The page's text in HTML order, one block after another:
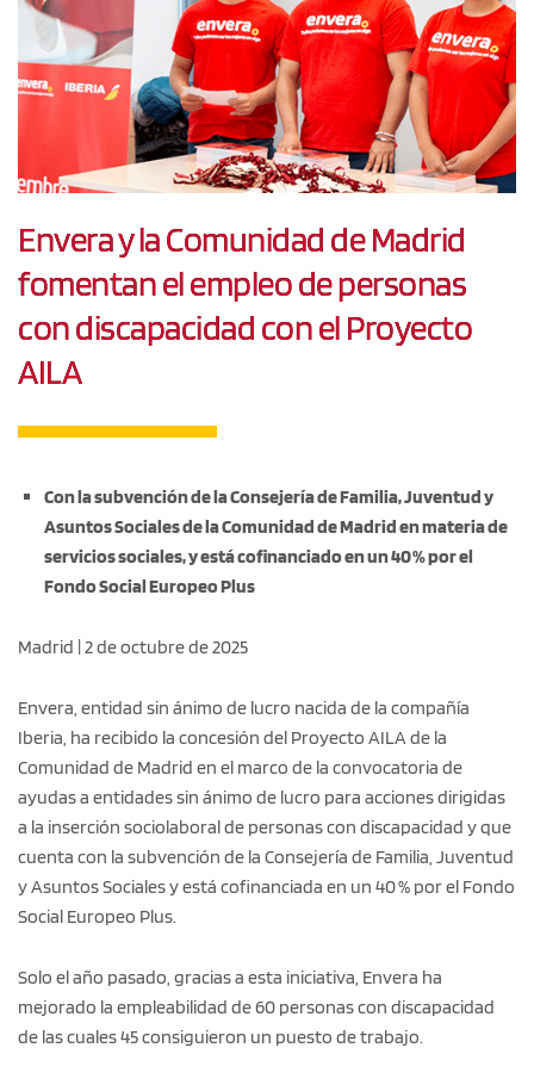
Envera y la Comunidad de Madrid
fomentan el empleo de personas
con discapacidad con el Proyecto
AILA
Con la subvención de la Consejería de Familia, Juventud y
Asuntos Sociales de la Comunidad de Madrid en materia de
servicios sociales, y está cofinanciado en un 40 % por el
Fondo Social Europeo Plus
Madrid | 2 de octubre de 2025
Envera, entidad sin ánimo de lucro nacida de la compañía
Iberia, ha recibido la concesión del Proyecto AILA de la
Comunidad de Madrid en el marco de la convocatoria de
ayudas a entidades sin ánimo de lucro para acciones dirigidas
a la inserción sociolaboral de personas con discapacidad y que
cuenta con la subvención de la Consejería de Familia, Juventud
y Asuntos Sociales y está cofinanciada en un 40 % por el Fondo
Social Europeo Plus.
Solo el año pasado, gracias a esta iniciativa, Envera ha
mejorado la empleabilidad de 60 personas con discapacidad
de las cuales 45 consiguieron un puesto de trabajo.